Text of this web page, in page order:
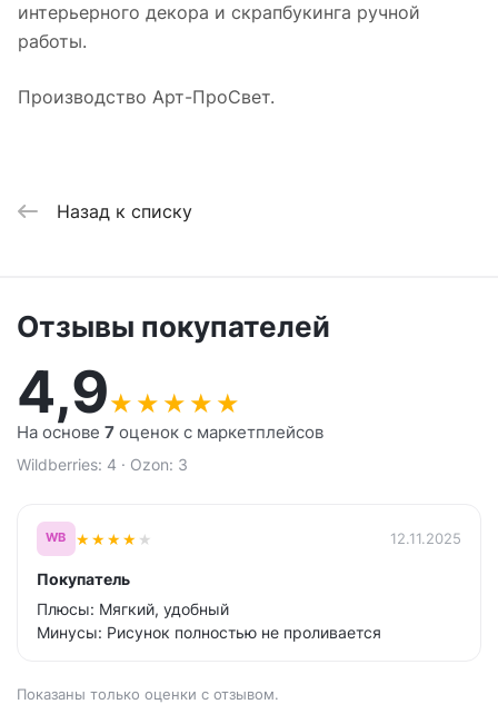
интерьерного декора и скрапбукинга ручной
работы.
Производство Арт-ПроСвет.
Назад к списку
Отзывы покупателей
4,9★ ★ ★ ★ ★
На основе 7 оценок с маркетплейсов
Wildberries: 4 · Ozon: 3
WB ★★★★ ★ 12.11.2025
Покупатель
Плюсы: Мягкий, удобный
Минусы: Рисунок полностью не проливается
Показаны только оценки с отзывом.